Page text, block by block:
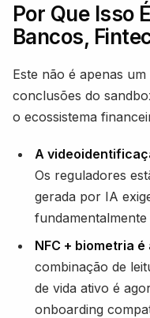
Por Que Isso
Bancos,
Este não é apenas
conclusões do
o ecossistema
A
Os reguladores
gerada por IA
fundamentalmente
NFC + biometria
combinação de
de vida ativo é
onboarding